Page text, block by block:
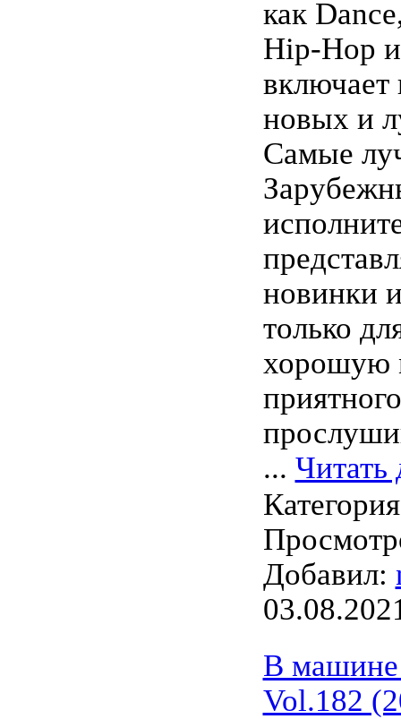
как
Hip-Hop
включает
новых и
Самые
новинки
только
хорошую
приятного
... Читать
Добавил:
В машине
Vol.182